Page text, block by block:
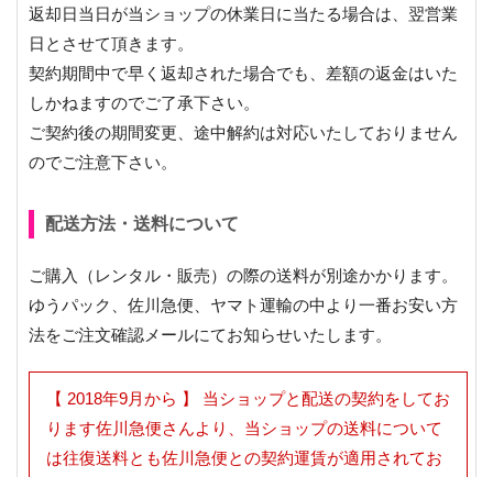
返却日当日が当ショップの休業日に当たる場合は、翌営業
日とさせて頂きます。
契約期間中で早く返却された場合でも、差額の返金はいた
しかねますのでご了承下さい。
ご契約後の期間変更、途中解約は対応いたしておりません
のでご注意下さい。
配送方法・送料について
ご購入（レンタル・販売）の際の送料が別途かかります。
ゆうパック、佐川急便、ヤマト運輸の中より一番お安い方
法をご注文確認メールにてお知らせいたします。
【 2018年9月から 】 当ショップと配送の契約をしてお
ります佐川急便さんより、当ショップの送料について
は往復送料とも佐川急便との契約運賃が適用されてお